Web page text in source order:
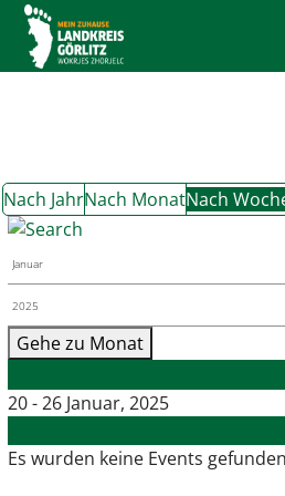
Nach JahrNach MonatNach
Gehe zu Monat
20 - 26 Januar, 2025
Es wurden keine Events gefunden